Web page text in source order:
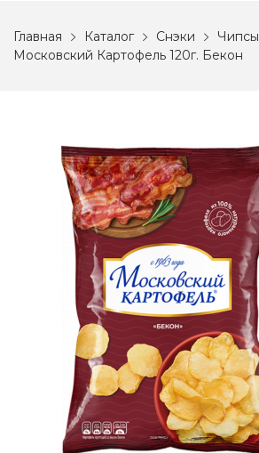
Главная Каталог Снэки
Чипсы
Московский Картофель 120г. Бекон